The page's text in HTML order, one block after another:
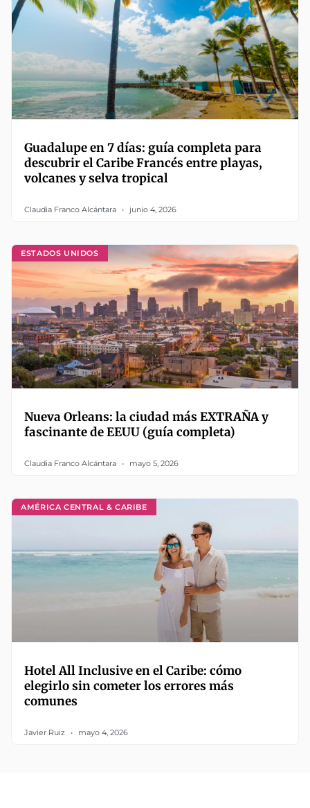
Guadalupe en 7 días: guía completa para
descubrir el Caribe Francés entre playas,
volcanes y selva tropical
Claudia Franco Alcántara junio 4, 2026
ESTADOS UNIDOS
Nueva Orleans: la ciudad más EXTRAÑA y
fascinante de EEUU (guía completa)
Claudia Franco Alcántara mayo 5, 2026
AMÉRICA CENTRAL & CARIBE
Hotel All Inclusive en el Caribe: cómo
elegirlo sin cometer los errores más
comunes
Javier Ruiz mayo 4, 2026